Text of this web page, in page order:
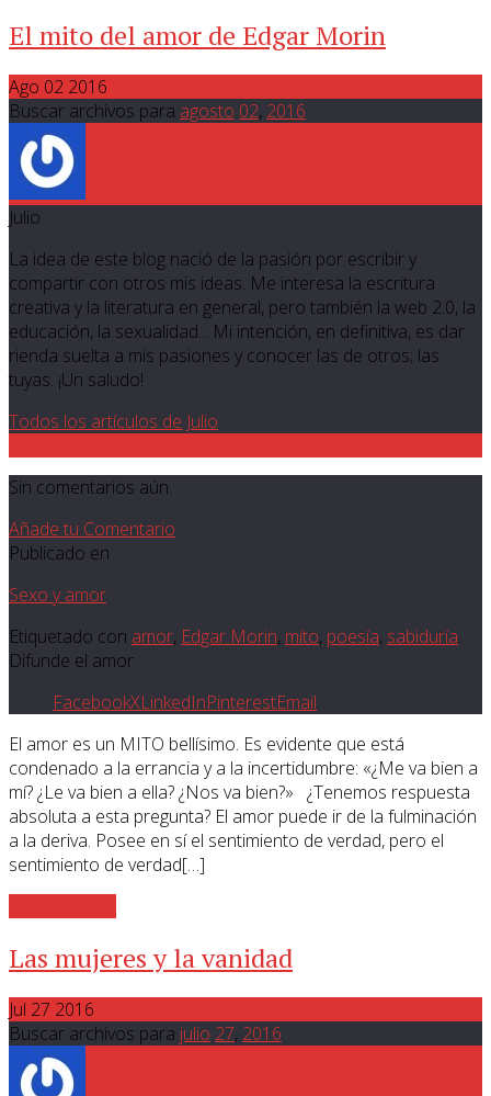
El mito del amor de Edgar Morin
Ago 02 2016
Buscar archivos para agosto 02, 2016
Julio
La idea de este blog nació de la pasión por escribir y
compartir con otros mis ideas. Me interesa la escritura
creativa y la literatura en general, pero también la web 2.0, la
educación, la sexualidad... Mi intención, en definitiva, es dar
rienda suelta a mis pasiones y conocer las de otros; las
tuyas. ¡Un saludo!
Todos los artículos de Julio
Sin comentarios aún.
Añade tu Comentario
Publicado en
Sexo y amor
Etiquetado con amor, Edgar Morin, mito, poesía, sabiduría
Difunde el amor
FacebookXLinkedInPinterestEmail
El amor es un MITO bellísimo. Es evidente que está
condenado a la errancia y a la incertidumbre: «¿Me va bien a
mí? ¿Le va bien a ella? ¿Nos va bien?» ¿Tenemos respuesta
absoluta a esta pregunta? El amor puede ir de la fulminación
a la deriva. Posee en sí el sentimiento de verdad, pero el
sentimiento de verdad[…]
Las mujeres y la vanidad
Jul 27 2016
Buscar archivos para julio 27, 2016